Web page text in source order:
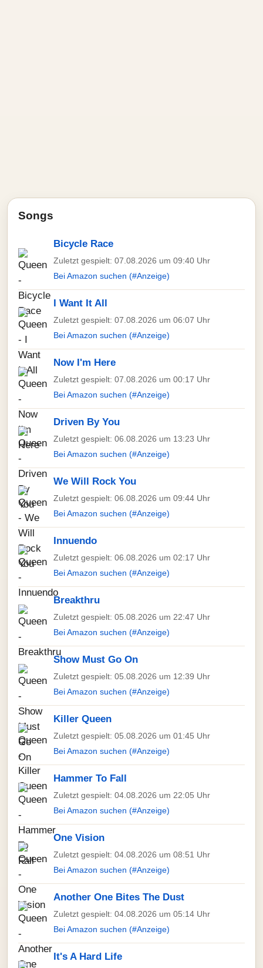
Songs
Bicycle Race
Zuletzt gespielt: 07.08.2026 um 09:40 Uhr
Bei Amazon suchen (#Anzeige)
I Want It All
Zuletzt gespielt: 07.08.2026 um 06:07 Uhr
Bei Amazon suchen (#Anzeige)
Now I'm Here
Zuletzt gespielt: 07.08.2026 um 00:17 Uhr
Bei Amazon suchen (#Anzeige)
Driven By You
Zuletzt gespielt: 06.08.2026 um 13:23 Uhr
Bei Amazon suchen (#Anzeige)
We Will Rock You
Zuletzt gespielt: 06.08.2026 um 09:44 Uhr
Bei Amazon suchen (#Anzeige)
Innuendo
Zuletzt gespielt: 06.08.2026 um 02:17 Uhr
Bei Amazon suchen (#Anzeige)
Breakthru
Zuletzt gespielt: 05.08.2026 um 22:47 Uhr
Bei Amazon suchen (#Anzeige)
Show Must Go On
Zuletzt gespielt: 05.08.2026 um 12:39 Uhr
Bei Amazon suchen (#Anzeige)
Killer Queen
Zuletzt gespielt: 05.08.2026 um 01:45 Uhr
Bei Amazon suchen (#Anzeige)
Hammer To Fall
Zuletzt gespielt: 04.08.2026 um 22:05 Uhr
Bei Amazon suchen (#Anzeige)
One Vision
Zuletzt gespielt: 04.08.2026 um 08:51 Uhr
Bei Amazon suchen (#Anzeige)
Another One Bites The Dust
Zuletzt gespielt: 04.08.2026 um 05:14 Uhr
Bei Amazon suchen (#Anzeige)
It's A Hard Life